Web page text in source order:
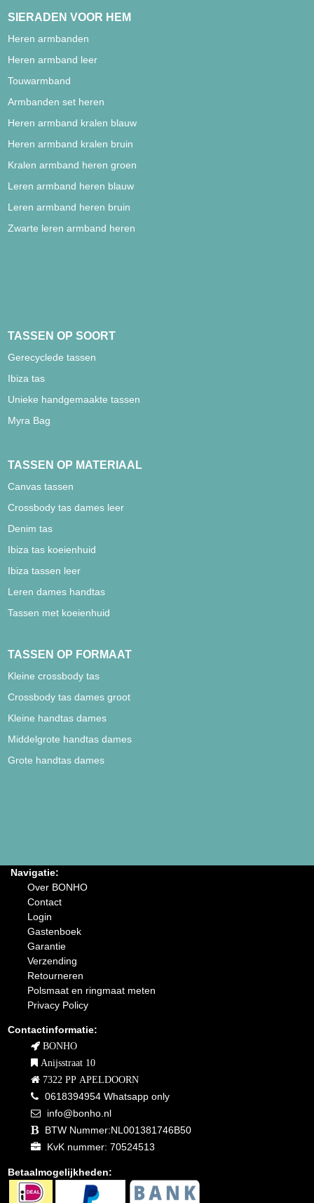
SIERADEN VOOR HEM
Heren armbanden
Heren armband leer
Touwarmband
Armbanden set heren
Heren armband kralen blauw
Heren armband kralen bruin
Kralen armband heren groen
Leren armband heren blauw
Leren armband heren bruin
Zwarte leren armband heren
TASSEN OP SOORT
Gerecyclede tassen
Ibiza tas
Unieke handgemaakte tassen
Myra Bag
TASSEN OP MATERIAAL
Canvas tassen
Crossbody tas dames leer
Denim tas
Ibiza tas koeienhuid
Ibiza tassen leer
Leren dames handtas
Tassen met koeienhuid
TASSEN OP FORMAAT
Kleine crossbody tas
Crossbody tas dames groot
Kleine handtas dames
Middelgrote handtas dames
Grote handtas dames
Navigatie:
Over BONHO
Contact
Login
Gastenboek
Garantie
Verzending
Retourneren
Polsmaat en ringmaat meten
Privacy Policy
Contactinformatie:
BONHO
Anijsstraat 10
7322 PP APELDOORN
0618394954 Whatsapp only
info@bonho.nl
BTW Nummer:NL001381746B50
KvK nummer: 70524513
Betaalmogelijkheden: